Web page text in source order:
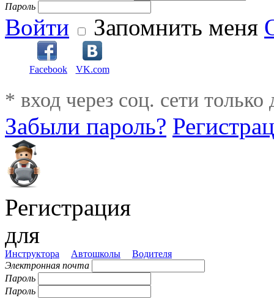
Пароль
Войти Запомнить меня
Facebook VK.com
* вход через соц. сети
Забыли пароль?
Регистрация
для
Инструктора Автошколы
Водителя
Электронная почта
Пароль
Пароль